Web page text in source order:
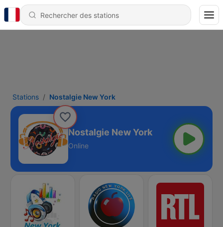
Stations Nostalgie New York
Nostalgie New York
Online